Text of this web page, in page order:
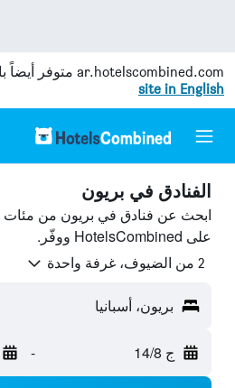
ar.hotelscombined.com متوفر أيضاً
site in English
الفنادق في بريون
ابحث عن فنادق في بريون من مئات
على HotelsCombined ووفّر.
2 من الضيوف، غرفة واحدة
بريون، أسبانيا
ج 14/8 -